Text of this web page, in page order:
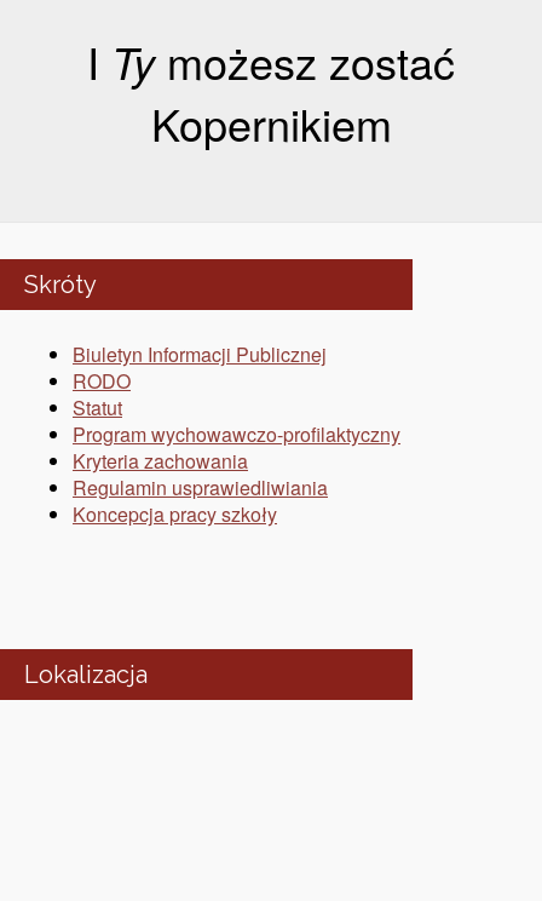
I Tymożesz zostać
Kopernikiem
Skróty
Biuletyn Informacji Publicznej
RODO
Statut
Program wychowawczo-profilaktyczny
Kryteria zachowania
Regulamin usprawiedliwiania
Koncepcja pracy szkoły
Lokalizacja